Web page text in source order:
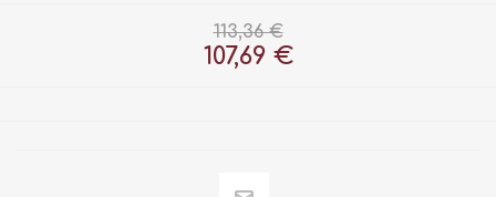
113,36 €
107,69 €